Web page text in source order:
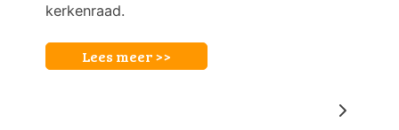
kerkenraad.
Lees meer >>